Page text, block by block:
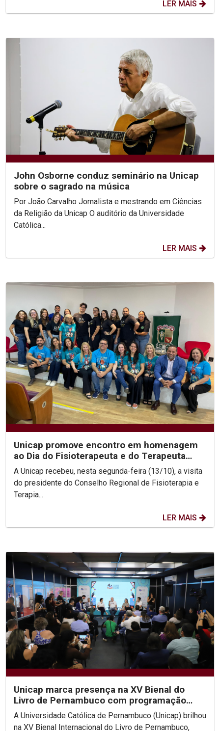
LER MAIS
John Osborne conduz seminário na Unicap
sobre o sagrado na música
Por João Carvalho Jornalista e mestrando em Ciências
da Religião da Unicap O auditório da Universidade
Católica...
LER MAIS
Unicap promove encontro em homenagem
ao Dia do Fisioterapeuta e do Terapeuta
Ocupacional
A Unicap recebeu, nesta segunda-feira (13/10), a visita
do presidente do Conselho Regional de Fisioterapia e
Terapia...
LER MAIS
Unicap marca presença na XV Bienal do
Livro de Pernambuco com programação
diversificada
A Universidade Católica de Pernambuco (Unicap) brilhou
na XV Bienal Internacional do Livro de Pernambuco,